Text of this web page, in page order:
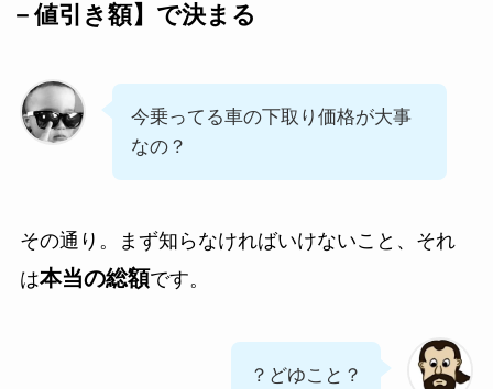
－値引き額】で決まる
今乗ってる車の下取り価格が大事
なの？
その通り。まず知らなければいけないこと、それ
は本当の総額です。
？どゆこと？